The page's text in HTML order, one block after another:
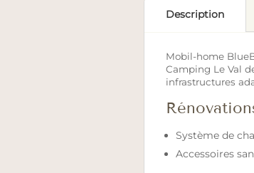
Description
Mobil-home
Camping Le Val
infrastructures
Système de
Accessoires